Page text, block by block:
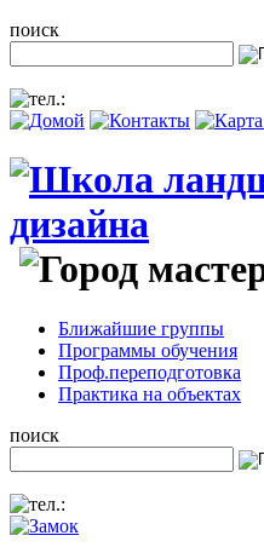
поиск
Ближайшие группы
Программы обучения
Проф.переподготовка
Практика на объектах
поиск